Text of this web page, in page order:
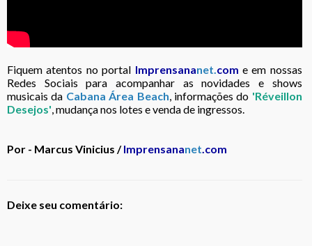
Fiquem atentos no portal Imprensananet.com e em nossas
Redes Sociais para acompanhar as novidades e shows
musicais da Cabana Área Beach, informações do 'Réveillon
Desejos', mudança nos lotes e venda de ingressos.
Por - Marcus Vinicius /Imprensananet.com
Deixe seu comentário: